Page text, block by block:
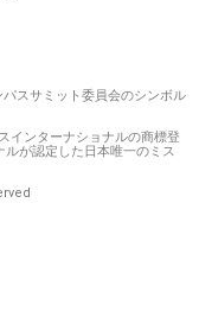
スサミット委員会のシンボル
インターナショナルの商標登
が認定した日本唯一のミス